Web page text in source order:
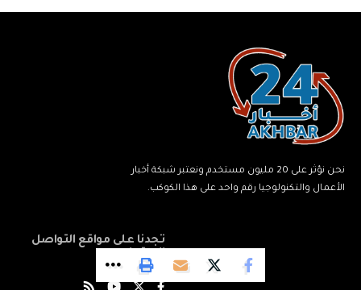
نحن نؤثر على 20 مليون مستخدم ونعتبر شبكة أخبار
الأعمال والتكنولوجيا رقم واحد على هذا الكوكب.
تجدنا على مواقع التواصل